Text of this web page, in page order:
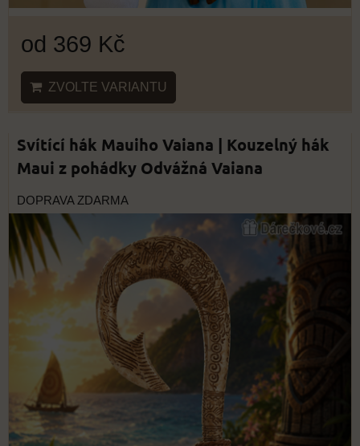
od 369 Kč
ZVOLTE VARIANTU
Svítící hák Mauiho Vaiana | Kouzelný hák
Maui z pohádky Odvážná Vaiana
DOPRAVA ZDARMA